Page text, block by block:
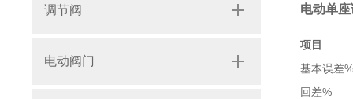
调节阀
电动阀门
电动单
项目
基本误差%
回差%